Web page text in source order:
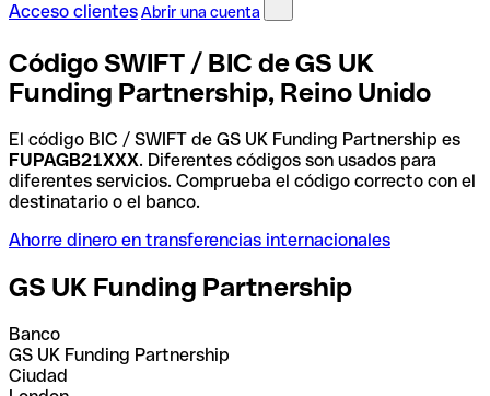
Acceso clientesAbrir una cuenta
Código SWIFT / BIC de GS UK
Funding Partnership, Reino Unido
El código BIC / SWIFT de GS UK Funding Partnership es
FUPAGB21XXX. Diferentes códigos son usados para
diferentes servicios. Comprueba el código correcto con el
destinatario o el banco.
Ahorre dinero en transferencias internacionales
GS UK Funding Partnership
Banco
GS UK Funding Partnership
Ciudad